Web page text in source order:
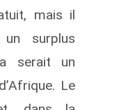
mais il
surplus
serait un
Le